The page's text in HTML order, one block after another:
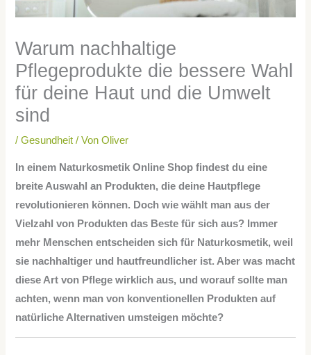
Warum nachhaltige
Pflegeprodukte die bessere Wahl
für deine Haut und die Umwelt
sind
/Gesundheit / VonOliver
In einem Naturkosmetik Online Shop findest du eine
breite Auswahl an Produkten, die deine Hautpflege
revolutionieren können. Doch wie wählt man aus der
Vielzahl von Produkten das Beste für sich aus? Immer
mehr Menschen entscheiden sich für Naturkosmetik, weil
sie nachhaltiger und hautfreundlicher ist. Aber was macht
diese Art von Pflege wirklich aus, und worauf sollte man
achten, wenn man von konventionellen Produkten auf
natürliche Alternativen umsteigen möchte?